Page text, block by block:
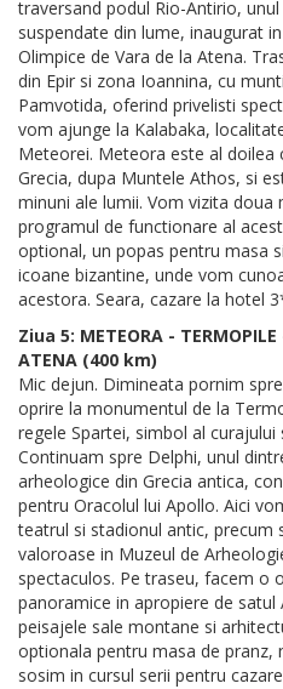
traversand podul Rio-Antirio,
suspendate din lume, inaugurat
Olimpice de Vara de la Atena.
din Epir si zona Ioannina, cu
Pamvotida, oferind privelisti
vom ajunge la Kalabaka,
Meteorei. Meteora este al
Grecia, dupa Muntele Athos, si
minuni ale lumii. Vom vizita doua
programul de functionare al
optional, un popas pentru masa
icoane bizantine, unde vom
acestora. Seara, cazare la hotel
Ziua 5: METEORA -
ATENA (400 km)
Mic dejun. Dimineata pornim
oprire la monumentul de la
regele Spartei, simbol al
Continuam spre Delphi, unul
arheologice din Grecia antica,
pentru Oracolul lui Apollo. Aici
teatrul si stadionul antic, precum
valoroase in Muzeul de
spectaculos. Pe traseu, facem o
panoramice in apropiere de
peisajele sale montane si
optionala pentru masa de pranz,
sosim in cursul serii pentru